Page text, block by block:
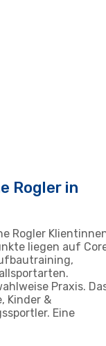
Rogler in
Rogler
liegen auf
Praxis.
Kinder &
Eine